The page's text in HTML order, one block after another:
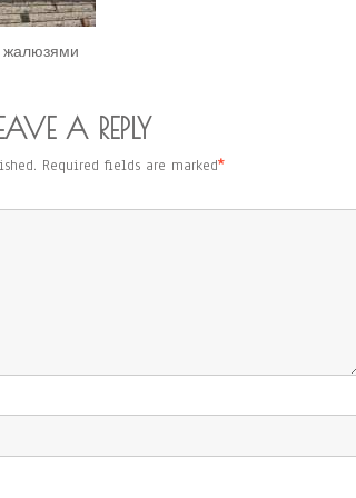
жалюзями
A REPLY
Required fields are marked*